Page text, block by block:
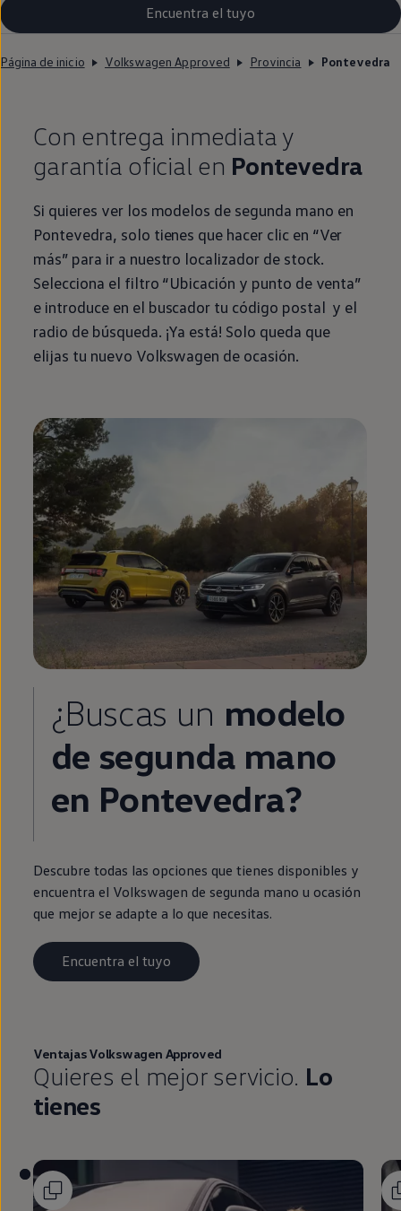
Encuentra el tuyo
Página de inicio Volkswagen Approved Provincia Pontevedra
Con entrega inmediata y
garantía oficial en Pontevedra
Si quieres ver los modelos de segunda mano en
Pontevedra, solo tienes que hacer clic en “Ver
más” para ir a nuestro localizador de stock.
Selecciona el filtro “Ubicación y punto de venta”
e introduce en el buscador tu código postal y el
radio de búsqueda. ¡Ya está! Solo queda que
elijas tu nuevo Volkswagen de ocasión.
¿Buscas un modelo
de segunda mano
en Pontevedra?
Descubre todas las opciones que tienes disponibles y
encuentra el Volkswagen de segunda mano u ocasión
que mejor se adapte a lo que necesitas.
Encuentra el tuyo
Ventajas Volkswagen Approved
Quieres el mejor servicio. Lo
tienes